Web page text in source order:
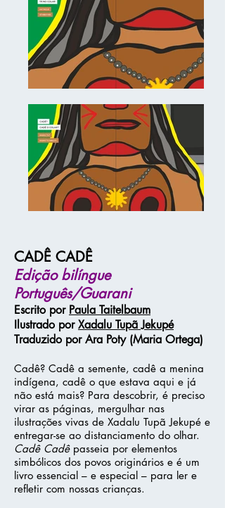
CADÊ CADÊ
Edição bilíngue
Português/Guarani
Escrito por Paula Taitelbaum
Ilustrado por Xadalu Tupã Jekupé
Traduzido porAra Poty (Maria Ortega)
Cadê? Cadê a semente, cadê a menina
indígena, cadê o que estava aqui e já
não está mais? Para descobrir, é preciso
virar as páginas, mergulhar nas
ilustrações vivas de Xadalu Tupã Jekupé e
entregar-se ao distanciamento do olhar.
Cadê Cadêpasseia por elementos
simbólicos dos povos originários e é um
livro essencial – e especial – para ler e
refletir com nossas crianças.